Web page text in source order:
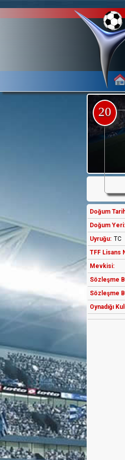
20
Doğum
Doğum Yeri:
Uyruğu: TC
TFF Lisans
Mevkisi:
Sözleşme
Sözleşme
Oynadığı